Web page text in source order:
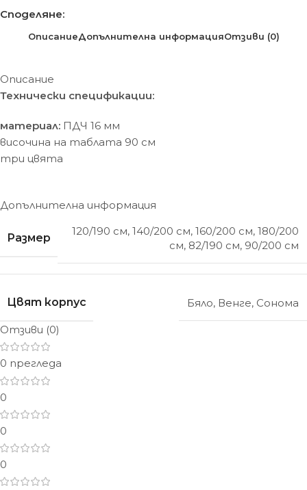
Споделяне:
ОписаниеДопълнителна информацияОтзиви (0)
Описание
Технически спецификации:
материал: ПДЧ 16 мм
височина на таблата 90 см
три цвята
Допълнителна информация
Размер 120/190 см, 140/200 см, 160/200 см, 180/200
см, 82/190 см, 90/200 см
Цвят корпус Бяло, Венге, Сонома
Отзиви (0)
0 прегледа
0
0
0